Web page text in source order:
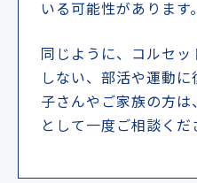
いる可能性があります。
同じように、コルセ
しない、部活や運動
子さんやご家族の方は
として一度ご相談くだ